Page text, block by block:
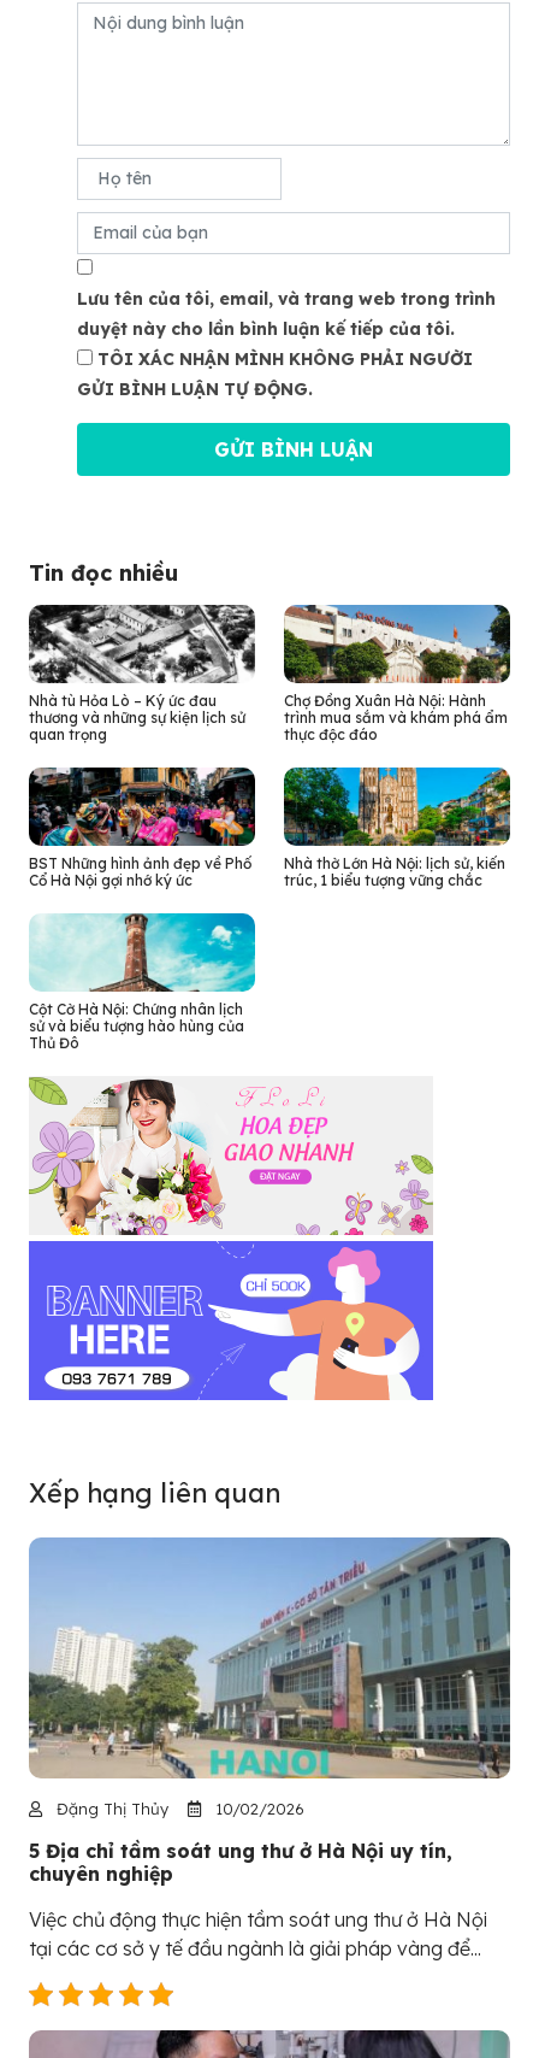
Lưu tên của tôi, email, và trang web trong trình
duyệt này cho lần bình luận kế tiếp của tôi.
TÔI XÁC NHẬN MÌNH KHÔNG PHẢI NGƯỜI
GỬI BÌNH LUẬN TỰ ĐỘNG.
Tin đọc nhiều
Nhà tù Hỏa Lò – Ký ức đau
thương và những sự kiện lịch sử
quan trọng
Chợ Đồng Xuân Hà Nội: Hành
trình mua sắm và khám phá ẩm
thực độc đáo
BST Những hình ảnh đẹp về Phố
Cổ Hà Nội gợi nhớ ký ức
Nhà thờ Lớn Hà Nội: lịch sử, kiến
trúc, 1 biểu tượng vững chắc
Cột Cờ Hà Nội: Chứng nhân lịch
sử và biểu tượng hào hùng của
Thủ Đô
Xếp hạng liên quan
Đặng Thị Thủy 10/02/2026
5 Địa chỉ tầm soát ung thư ở Hà Nội uy tín,
chuyên nghiệp
Việc chủ động thực hiện tầm soát ung thư ở Hà Nội
tại các cơ sở y tế đầu ngành là giải pháp vàng để...